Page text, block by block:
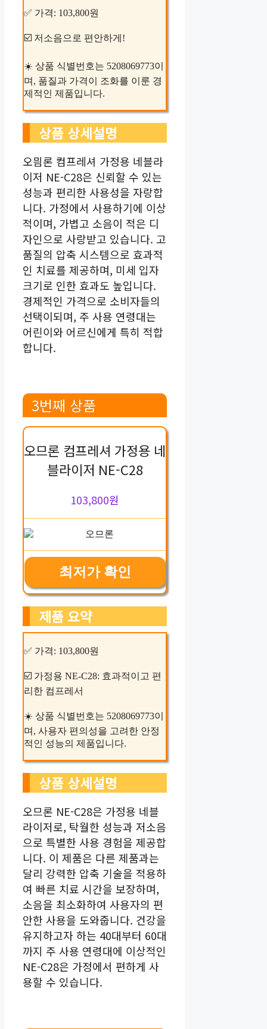
✅ 가격: 103,800원
☑️ 저소음으로 편안하게!
☀️ 상품 식별번호는 5208069773이
며, 품질과 가격이 조화를 이룬 경
제적인 제품입니다.
상품 상세설명
오믬론 컴프레셔 가정용 네블라
이저 NE-C28은 신뢰할 수 있는
성능과 편리한 사용성을 자랑합
니다. 가정에서 사용하기에 이상
적이며, 가볍고 소음이 적은 디
자인으로 사랑받고 있습니다. 고
품질의 압축 시스템으로 효과적
인 치료를 제공하며, 미세 입자
크기로 인한 효과도 높입니다.
경제적인 가격으로 소비자들의
선택이되며, 주 사용 연령대는
어린이와 어르신에게 특히 적합
합니다.
3번째 상품
오므론 컴프레셔 가정용 네
블라이저 NE-C28
103,800원
최저가 확인
제품 요약
✅ 가격: 103,800원
☑️ 가정용 NE-C28: 효과적이고 편
리한 컴프레서
☀️ 상품 식별번호는 5208069773이
며, 사용자 편의성을 고려한 안정
적인 성능의 제품입니다.
상품 상세설명
오므론 NE-C28은 가정용 네블
라이저로, 탁월한 성능과 저소음
으로 특별한 사용 경험을 제공합
니다. 이 제품은 다른 제품과는
달리 강력한 압축 기술을 적용하
여 빠른 치료 시간을 보장하며,
소음을 최소화하여 사용자의 편
안한 사용을 도와줍니다. 건강을
유지하고자 하는 40대부터 60대
까지 주 사용 연령대에 이상적인
NE-C28은 가정에서 편하게 사
용할 수 있습니다.